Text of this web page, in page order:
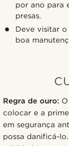
por ano para
presas.
Deve visitar
boa
Regra de ouro:
colocar e a
em segurança
possa danificá-